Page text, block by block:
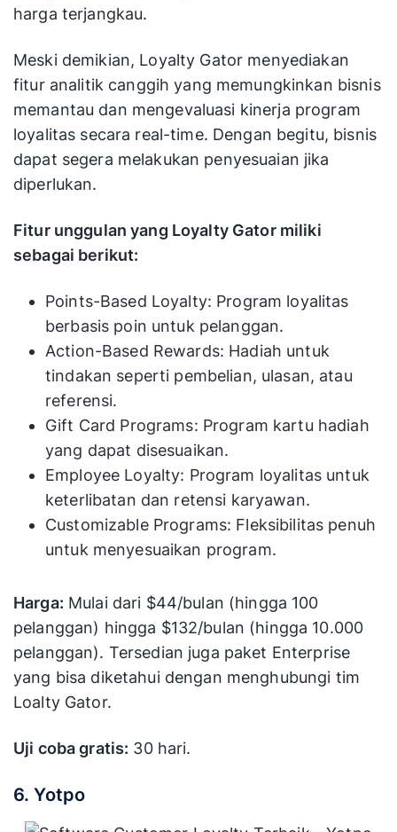
harga terjangkau.
Meski demikian, Loyalty Gator menyediakan
fitur analitik canggih yang memungkinkan bisnis
memantau dan mengevaluasi kinerja program
loyalitas secara real-time. Dengan begitu, bisnis
dapat segera melakukan penyesuaian jika
diperlukan.
Fitur unggulan yang Loyalty Gator miliki
sebagai berikut:
Points-Based Loyalty: Program loyalitas
berbasis poin untuk pelanggan.
Action-Based Rewards: Hadiah untuk
tindakan seperti pembelian, ulasan, atau
referensi.
Gift Card Programs: Program kartu hadiah
yang dapat disesuaikan.
Employee Loyalty: Program loyalitas untuk
keterlibatan dan retensi karyawan.
Customizable Programs: Fleksibilitas penuh
untuk menyesuaikan program.
Harga: Mulai dari $44/bulan (hingga 100
pelanggan) hingga $132/bulan (hingga 10.000
pelanggan). Tersedian juga paket Enterprise
yang bisa diketahui dengan menghubungi tim
Loalty Gator.
Uji coba gratis: 30 hari.
6. Yotpo